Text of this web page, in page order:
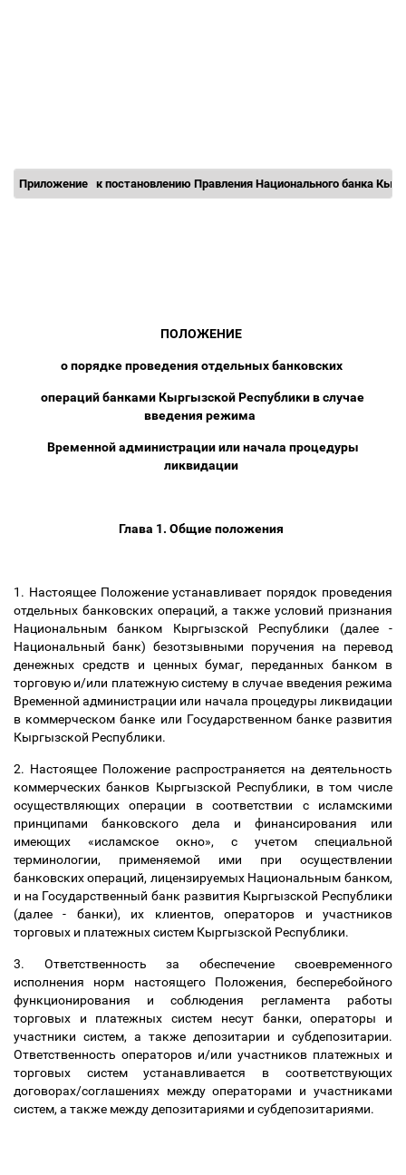
Приложение к постановлению Правления Национального банка
ПОЛОЖЕНИЕ
о порядке проведения отдельных банковских
операций банками Кыргызской Республики в случае
введения режима
Временной администрации или начала процедуры
ликвидации
Глава 1. Общие положения
1. Настоящее Положение устанавливает порядок проведения
отдельных банковских операций, а также условий признания
Национальным банком Кыргызской Республики (далее -
Национальный банк) безотзывными поручения на перевод
денежных средств и ценных бумаг, переданных банком в
торговую и/или платежную систему в случае введения режима
Временной администрации или начала процедуры ликвидации
в коммерческом банке или Государственном банке развития
Кыргызской Республики.
2. Настоящее Положение распространяется на деятельность
коммерческих банков Кыргызской Республики, в том числе
осуществляющих операции в соответствии с исламскими
принципами банковского дела и финансирования или
имеющих «исламское окно», с учетом специальной
терминологии, применяемой ими при осуществлении
банковских операций, лицензируемых Национальным банком,
и на Государственный банк развития Кыргызской Республики
(далее - банки), их клиентов, операторов и участников
торговых и платежных систем Кыргызской Республики.
3. Ответственность за обеспечение своевременного
исполнения норм настоящего Положения, бесперебойного
функционирования и соблюдения регламента работы
торговых и платежных систем несут банки, операторы и
участники систем, а также депозитарии и субдепозитарии.
Ответственность операторов и/или участников платежных и
торговых систем устанавливается в соответствующих
договорах/соглашениях между операторами и участниками
систем, а также между депозитариями и субдепозитариями.